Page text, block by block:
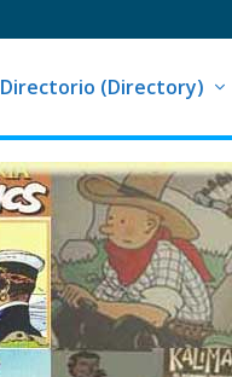
Directorio (Directory)